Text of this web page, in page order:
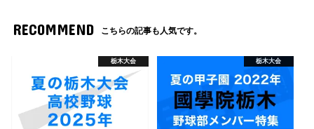
RECOMMEND こちらの記事も人気です。
栃木大会 栃木大会